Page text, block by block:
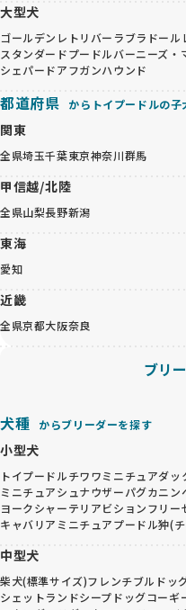
大型犬
ゴールデンレトリバー ラブラドール
スタンダードプードルバーニーズ・
シェパードアフガンハウンド
都道府県 からトイプードルの子
関東
全県埼玉千葉東京神奈川群馬
甲信越/北陸
全県山梨長野新潟
東海
愛知
近畿
全県京都大阪奈良
ブリ
犬種 からブリーダーを探す
小型犬
トイプードルチワワミニチュアダッ
ミニチュアシュナウザーパグカニン
ヨークシャーテリアビションフリー
キャバリア ミニチュアプードル狆(
中型犬
柴犬(標準サイズ)フレンチブルドッ
シェットランドシープドッグコーギ